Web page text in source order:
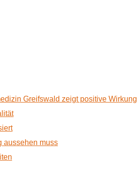
Greifswald zeigt positive Wirkung
aussehen muss